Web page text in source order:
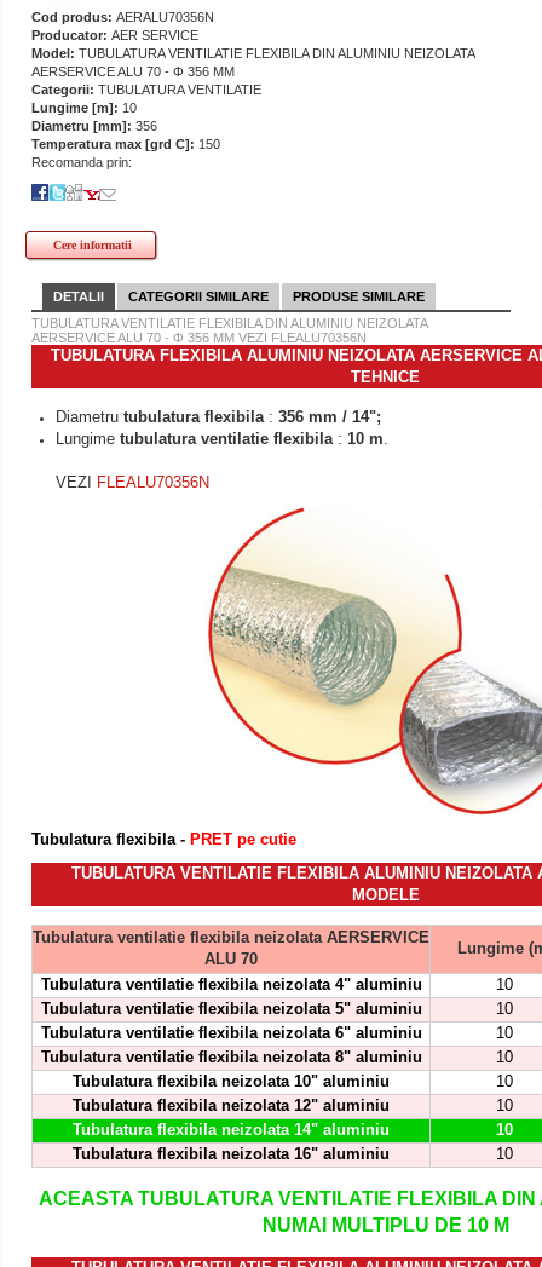
Cod produs: AERALU70356N
Producator: AER SERVICE
Model: TUBULATURA VENTILATIE FLEXIBILA DIN ALUMINIU NEIZOLATA
AERSERVICE ALU 70 - Φ 356 MM
Categorii: TUBULATURA VENTILATIE
Lungime [m]: 10
Diametru [mm]: 356
Temperatura max [grd C]: 150
Recomanda prin:
Cere informatii
DETALII CATEGORII SIMILARE
PRODUSE SIMILARE
TUBULATURA VENTILATIE FLEXIBILA DIN ALUMINIU NEIZOLATA
AERSERVICE ALU 70 - Φ 356 MM VEZI FLEALU70356N
TUBULATURA FLEXIBILA ALUMINIU NEIZOLATA AERSERVICE
TEHNICE
Diametru tubulatura flexibila : 356 mm / 14";
Lungime tubulatura ventilatie flexibila : 10 m.
VEZI FLEALU70356N
Tubulatura flexibila - PRET pe cutie
TUBULATURA VENTILATIE FLEXIBILA ALUMINIU NEIZOLATA
MODELE
Tubulatura ventilatie flexibila neizolata AERSERVICE
ALU 70
Lungime
Tubulatura ventilatie flexibila neizolata 4" aluminiu
10
Tubulatura ventilatie flexibila neizolata 5" aluminiu
10
Tubulatura ventilatie flexibila neizolata 6" aluminiu
10
Tubulatura ventilatie flexibila neizolata 8" aluminiu
10
Tubulatura flexibila neizolata 10" aluminiu
10
Tubulatura flexibila neizolata 12" aluminiu
10
Tubulatura flexibila neizolata 14" aluminiu
10
Tubulatura flexibila neizolata 16" aluminiu 10
ACEASTA TUBULATURA VENTILATIE FLEXIBILA DIN
NUMAI MULTIPLU DE 10 M